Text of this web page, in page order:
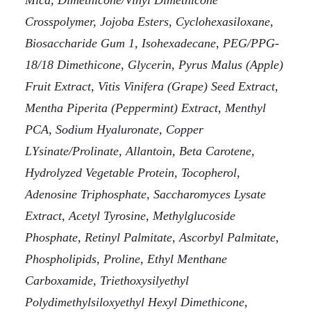
Crosspolymer, Jojoba Esters, Cyclohexasiloxane,
Biosaccharide Gum 1, Isohexadecane, PEG/PPG-
18/18 Dimethicone, Glycerin, Pyrus Malus (Apple)
Fruit Extract, Vitis Vinifera (Grape) Seed Extract,
Mentha Piperita (Peppermint) Extract, Menthyl
PCA, Sodium Hyaluronate, Copper
LYsinate/Prolinate, Allantoin, Beta Carotene,
Hydrolyzed Vegetable Protein, Tocopherol,
Adenosine Triphosphate, Saccharomyces Lysate
Extract, Acetyl Tyrosine, Methylglucoside
Phosphate, Retinyl Palmitate, Ascorbyl Palmitate,
Phospholipids, Proline, Ethyl Menthane
Carboxamide, Triethoxysilyethyl
Polydimethylsiloxyethyl Hexyl Dimethicone,